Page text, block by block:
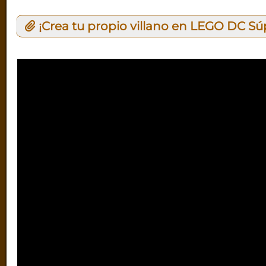
¡Crea tu propio villano en LEGO DC